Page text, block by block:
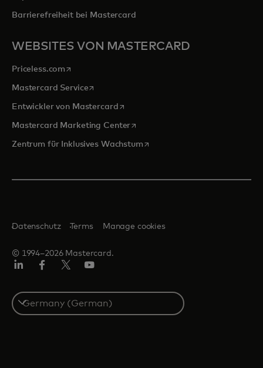
Barrierefreiheit bei Mastercard
WEBSITES VON MASTERCARD
Priceless.com wird in einer neuen Registerkarte geöffnet
Mastercard Servicewird in einer neuen Registerkarte geöffnet
Entwickler von Mastercardwird in einer neuen Registerkarte
Mastercard Marketing Centerwird in einer neuen
Zentrum für Inklusives Wachstumwird in einer neuen
© 1994–2026 Mastercard.
Datenschutz Terms Manage cookies
Select
a
country